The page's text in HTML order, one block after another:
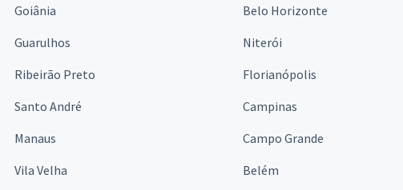
Goiânia Belo Horizonte
Guarulhos Niterói
Ribeirão Preto Florianópolis
Santo André Campinas
Manaus Campo Grande
Vila Velha Belém